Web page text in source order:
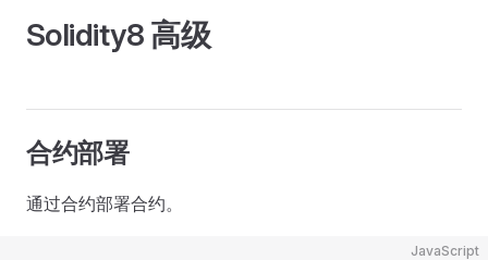
unable to load
Solidity8 高级
合约部署
通过合约部署合约。
JavaScript